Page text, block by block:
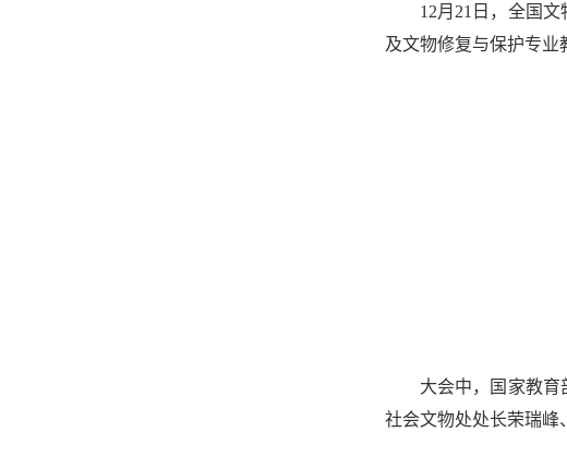
12月21日，全国
及文物修复与保护专业
大会中，国家教
社会文物处处长荣瑞峰